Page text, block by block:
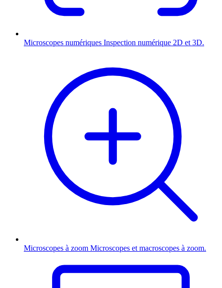
Microscopes numériques Inspection numérique 2D et 3D.
Microscopes à zoom Microscopes et macroscopes à zoom.